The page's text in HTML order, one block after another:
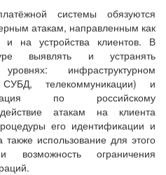
системы обязуются
атакам, направленным как
и на устройства клиентов. В
выявлять и устранять
инфраструктурном
телекоммуникации) и
по российскому
атакам на клиента
его идентификации и
использование для этого
возможность ограничения